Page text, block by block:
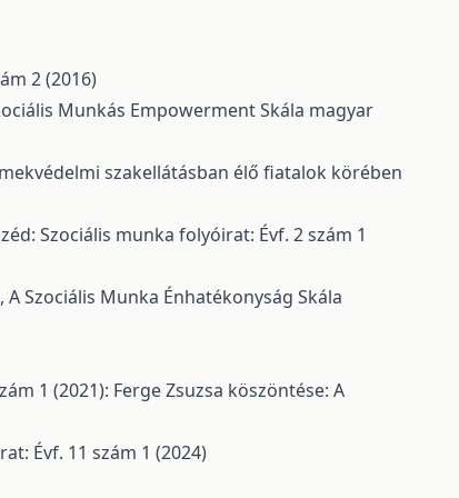
2 (2016)
Munkás Empowerment Skála magyar
szakellátásban élő fiatalok körében
Szociális munka folyóirat: Évf. 2 szám 1
A Szociális Munka Énhatékonyság Skála
1 (2021): Ferge Zsuzsa köszöntése: A
Évf. 11 szám 1 (2024)